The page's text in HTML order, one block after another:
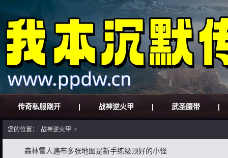
传奇私服刚开 | 战神逆火甲 | 武圣腰带 |
您的位置： 战神逆火甲 >
森林雪人遍布多张地图是新手练级顶好的小怪